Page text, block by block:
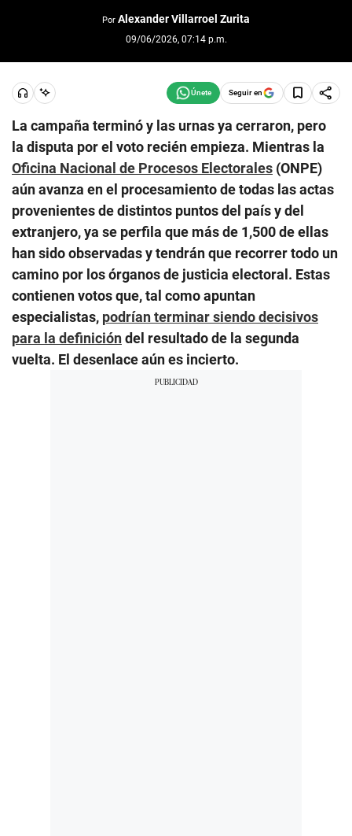
Por Alexander Villarroel Zurita
09/06/2026, 07:14 p.m.
Seguir en
La campaña terminó y las urnas ya cerraron, pero
la disputa por el voto recién empieza. Mientras la
Oficina Nacional de Procesos Electorales (ONPE)
aún avanza en el procesamiento de todas las actas
provenientes de distintos puntos del país y del
extranjero, ya se perfila que más de 1,500 de ellas
han sido observadas y tendrán que recorrer todo un
camino por los órganos de justicia electoral. Estas
contienen votos que, tal como apuntan
especialistas, podrían terminar siendo decisivos
para la definicióndel resultado de la segunda
vuelta. El desenlace aún es incierto.